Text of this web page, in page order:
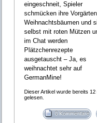
eingeschneit, Spieler
schmücken ihre
Weihnachtsbäumen und
selbst mit roten Mützen
im Chat werden
Plätzchenrezepte
ausgetauscht – Ja, es
weihnachtet sehr auf
GermanMine!
Dieser Artikel wurde bereits 12
gelesen.
0 Kommentare